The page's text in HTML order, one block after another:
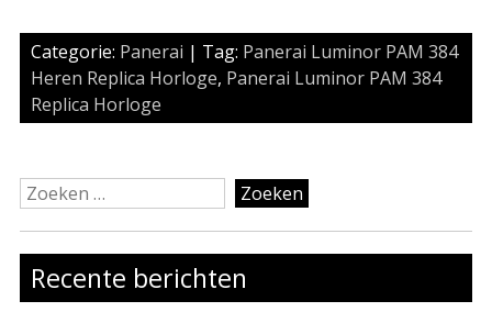
Categorie: Panerai | Tag: Panerai Luminor PAM 384
Heren Replica Horloge, Panerai Luminor PAM 384
Replica Horloge
Zoeken
naar:
Recente berichten